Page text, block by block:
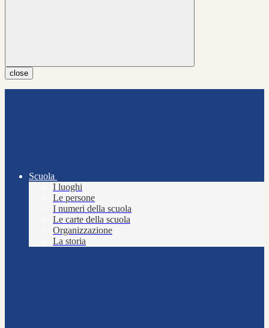
close
Scuola
I luoghi
Le persone
I numeri della scuola
Le carte della scuola
Organizzazione
La storia